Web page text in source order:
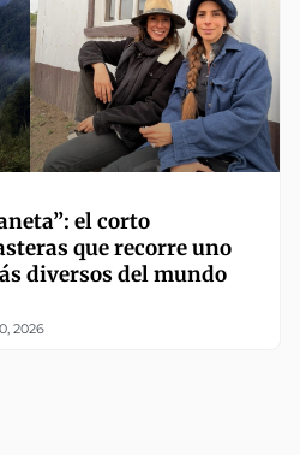
el corto
que recorre uno
diversos del mundo
2026